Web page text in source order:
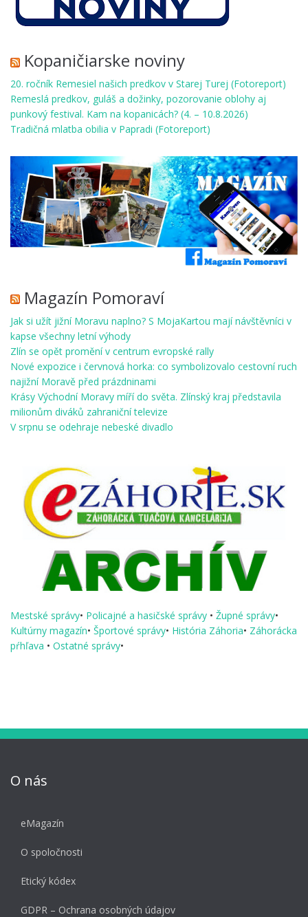
Kopaničiarske noviny
20. ročník Remesiel našich predkov v Starej Turej (Fotoreport)
Remeslá predkov, guláš a dožinky, pozorovanie oblohy aj
punkový festival. Kam na kopanicách? (4. – 10.8.2026)
Tradičná mlatba obilia v Papradi (Fotoreport)
Magazín Pomoraví
Jak si užít jižní Moravu naplno? S MojaKartou mají návštěvníci v
kapse všechny letní výhody
Zlín se opět promění v centrum evropské rally
Nové expozice i červnová horka: co symbolizovalo cestovní ruch
najižní Moravě před prázdninami
Krásy Východní Moravy míří do světa. Zlínský kraj představila
milionům diváků zahraniční televize
V srpnu se odehraje nebeské divadlo
Mestské správy• Policajné a hasičské správy • Župné správy•
Kultúrny magazín• Športové správy• História Záhoria• Záhorácka
pŕhľava • Ostatné správy•
O nás
eMagazín
O spoločnosti
Etický kódex
GDPR – Ochrana osobných údajov